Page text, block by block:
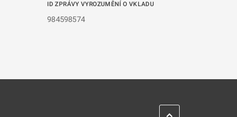
ID ZPRÁVY VYROZUMĚNÍ O VKLADU
984598574